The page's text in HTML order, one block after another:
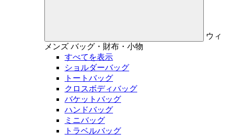
ウィ
メンズ バッグ・財布・小物
すべてを表示
ショルダーバッグ
トートバッグ
クロスボディバッグ
バケットバッグ
ハンドバッグ
ミニバッグ
トラベルバッグ